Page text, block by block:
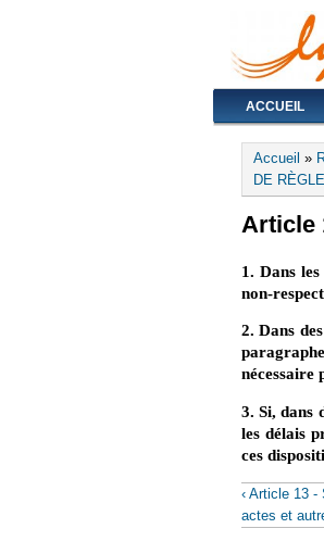
ACCUEIL
Vous
Accueil »
DE
Article
1. Dans
non-
2. Dans
nécessaire
3. Si, dans
les délais
ces
‹ Article 13
actes et